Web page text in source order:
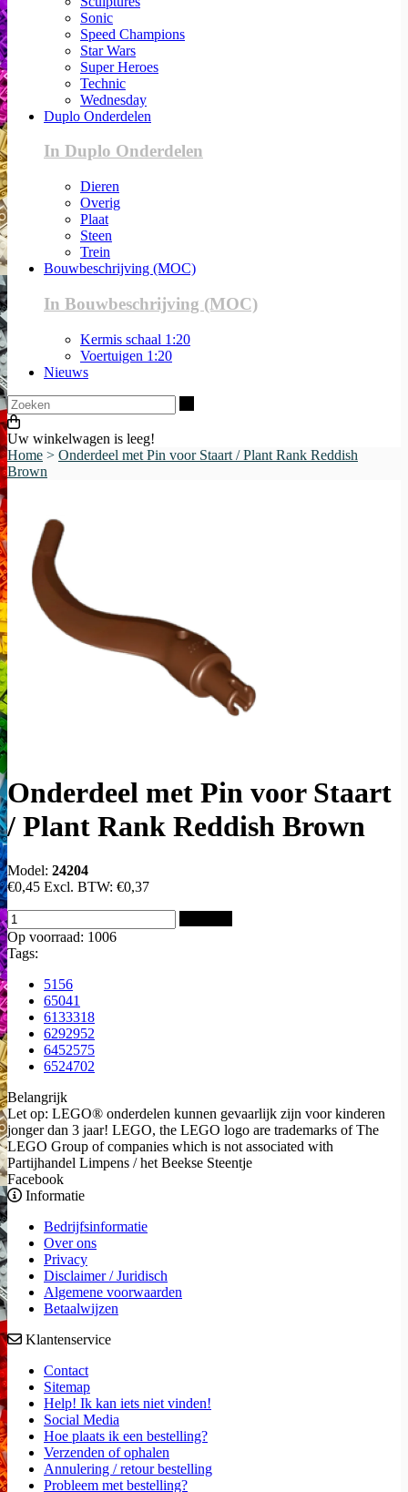
Sonic
Speed Champions
Star Wars
Super Heroes
Technic
Wednesday
Duplo Onderdelen
In Duplo Onderdelen
Dieren
Overig
Plaat
Steen
Trein
Bouwbeschrijving (MOC)
In Bouwbeschrijving (MOC)
Kermis schaal 1:20
Voertuigen 1:20
Nieuws
Uw winkelwagen is leeg!
Home > Onderdeel met Pin voor Staart / Plant Rank Reddish
Brown
Onderdeel met Pin voor Staart
/ Plant Rank Reddish Brown
Model: 24204
€0,45 Excl. BTW: €0,37
Op voorraad: 1006
Tags:
5156
65041
6133318
6292952
6452575
6524702
Belangrijk
Let op: LEGO® onderdelen kunnen gevaarlijk zijn voor kinderen
jonger dan 3 jaar! LEGO, the LEGO logo are trademarks of The
LEGO Group of companies which is not associated with
Partijhandel Limpens / het Beekse Steentje
Facebook
Informatie
Bedrijfsinformatie
Over ons
Privacy
Disclaimer / Juridisch
Algemene voorwaarden
Betaalwijzen
Klantenservice
Contact
Sitemap
Help! Ik kan iets niet vinden!
Social Media
Hoe plaats ik een bestelling?
Verzenden of ophalen
Annulering / retour bestelling
Probleem met bestelling?